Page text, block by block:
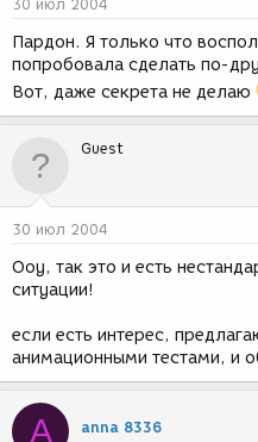
30 июл 2004
Пардон. Я только что
попробовала сделать по-
Вот, даже секрета не делаю
Guest
30 июл 2004
Ооу, так это и есть
ситуации!
если есть интерес,
анимационными тестами, и
A anna 8336